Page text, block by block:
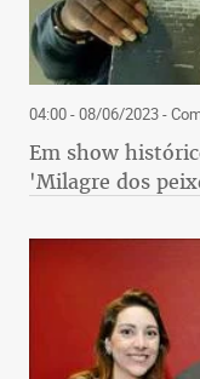
04:00 - 08/06/2023-
Em show
'Milagre dos